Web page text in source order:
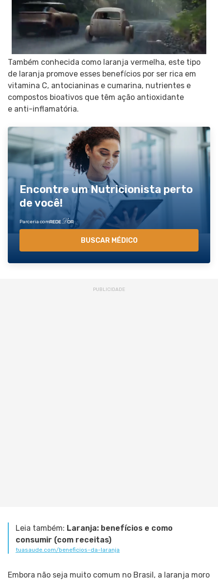
Também conhecida como laranja vermelha, este tipo
de laranja promove esses benefícios por ser rica em
vitamina C, antocianinas e cumarina, nutrientes e
compostos bioativos que têm ação antioxidante
e anti-inflamatória.
Encontre um Nutricionista perto
de você!
Parceria com
BUSCAR MÉDICO
Leia também: Laranja: benefícios e como
consumir (com receitas)
tuasaude.com/beneficios-da-laranja
Embora não seja muito comum no Brasil, a laranja moro